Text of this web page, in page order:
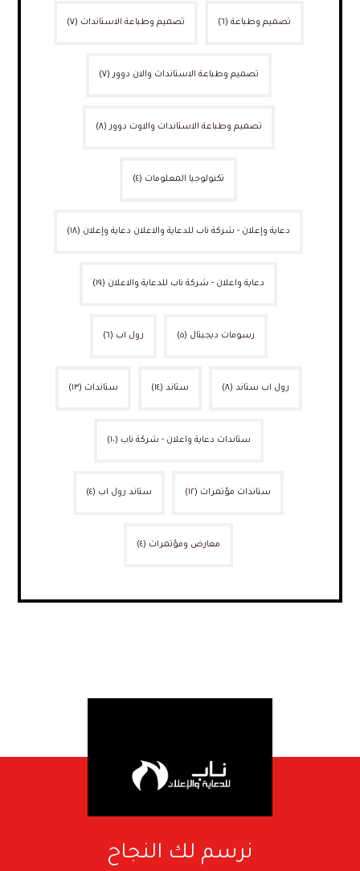
تصميم وطباعة (٦) تصميم وطباعة الاستاندات (٧)
تصميم وطباعة الاستاندات والان دوور (٧)
تصميم وطباعة الاستاندات والاوت دوور (٨)
تكنولوجيا المعلومات (٤)
دعاية وإعلان - شركة ناب للدعاية والاعلان دعاية وإعلان (١٨)
دعاية واعلان - شركة ناب للدعاية والاعلان (١٩)
رسومات ديجيتال (٥) رول اب (٦)
رول اب ستاند (٨) ستاند (١٤) ستاندات (١٣)
ستاندات دعاية واعلان - شركة ناب (١٠)
ستاندات مؤتمرات (١٢) ستاند رول اب (٤)
معارض ومؤتمرات (٤)
نرسم لك النجاح